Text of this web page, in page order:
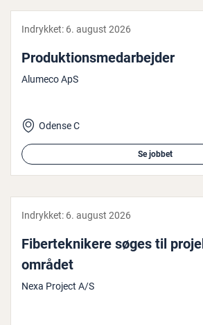
Indrykket: 6. august 2026
Pro­duk­tions­me­d­ar­bej­der
Alumeco ApS
Odense C
Se jobbet
Indrykket: 6. august 2026
Fi­ber­tek­ni­ke­re søges til
om­rå­det
Nexa Project A/S